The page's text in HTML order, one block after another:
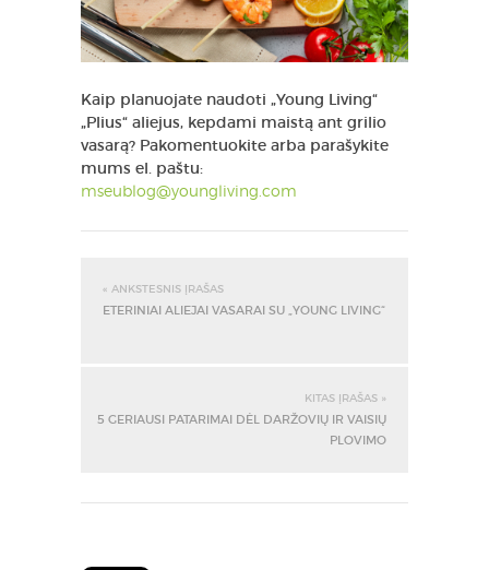
Kaip planuojate naudoti „Young Living“
„Plius“ aliejus, kepdami maistą ant grilio
vasarą? Pakomentuokite arba parašykite
mums el. paštu:
mseublog@youngliving.com
« ANKSTESNIS ĮRAŠAS
ETERINIAI ALIEJAI VASARAI SU „YOUNG LIVING“
KITAS ĮRAŠAS »
5 GERIAUSI PATARIMAI DĖL DARŽOVIŲ IR VAISIŲ
PLOVIMO